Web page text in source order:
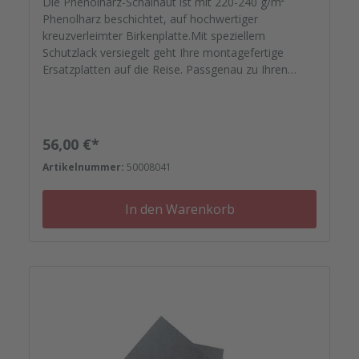
Phenolharz beschichtet, auf hochwertiger
kreuzverleimter Birkenplatte.Mit speziellem
Schutzlack versiegelt geht Ihre montagefertige
Ersatzplatten auf die Reise. Passgenau zu Ihren
Nieten, Schrauben, Kunststoffeinsätzen bis zu
Reparaturplättchen.
Regulärer Preis:
56,00 €*
Artikelnummer: 50008041
In den Warenkorb